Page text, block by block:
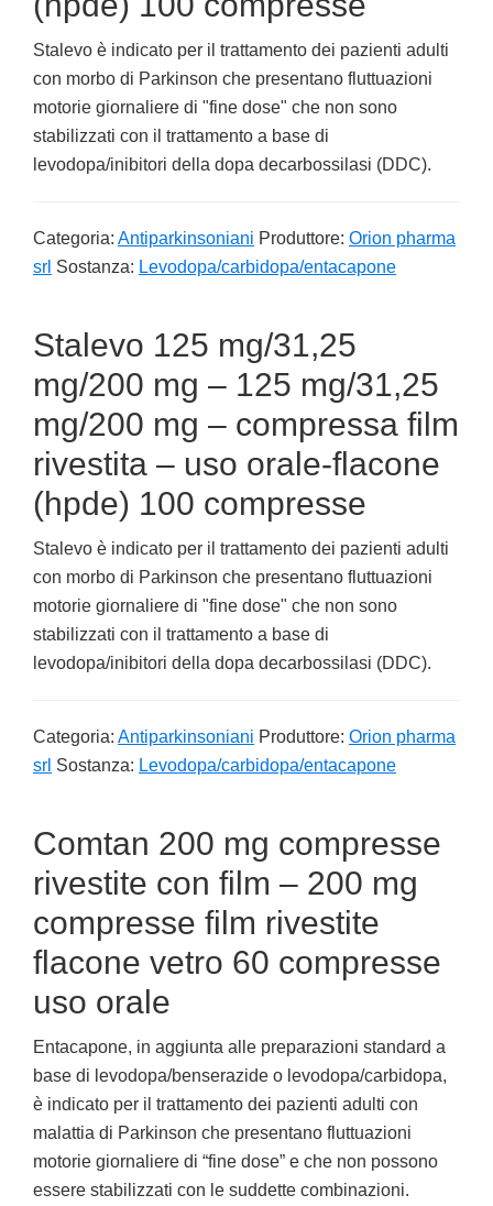
Stalevo è indicato per il trattamento dei pazienti adulti
con morbo di Parkinson che presentano fluttuazioni
motorie giornaliere di "fine dose" che non sono
stabilizzati con il trattamento a base di
levodopa/inibitori della dopa decarbossilasi (DDC).
Categoria: Antiparkinsoniani Produttore: Orion pharma
srl Sostanza: Levodopa/carbidopa/entacapone
Stalevo 125 mg/31,25
mg/200 mg – 125 mg/31,25
mg/200 mg – compressa film
rivestita – uso orale-flacone
(hpde) 100 compresse
Stalevo è indicato per il trattamento dei pazienti adulti
con morbo di Parkinson che presentano fluttuazioni
motorie giornaliere di "fine dose" che non sono
stabilizzati con il trattamento a base di
levodopa/inibitori della dopa decarbossilasi (DDC).
Categoria: Antiparkinsoniani Produttore: Orion pharma
srl Sostanza: Levodopa/carbidopa/entacapone
Comtan 200 mg compresse
rivestite con film – 200 mg
compresse film rivestite
flacone vetro 60 compresse
uso orale
Entacapone, in aggiunta alle preparazioni standard a
base di levodopa/benserazide o levodopa/carbidopa,
è indicato per il trattamento dei pazienti adulti con
malattia di Parkinson che presentano fluttuazioni
motorie giornaliere di “fine dose” e che non possono
essere stabilizzati con le suddette combinazioni.